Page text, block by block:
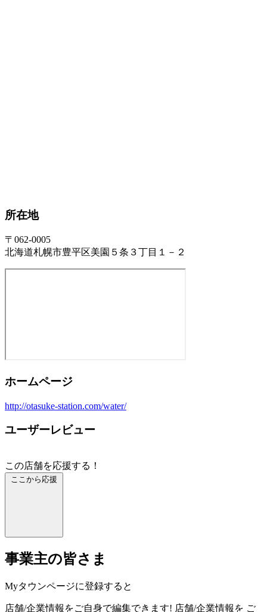
所在地
〒062-0005
北海道札幌市豊平区美園５条３丁目１－２
ホームページ
http://otasuke-station.com/water/
ユーザーレビュー
この店舗を応援する！
ここから応援
事業主の皆さま
Myタウンページに登録すると
店舗/企業情報をご自身で編集できます! 店舗/企業情報を ご